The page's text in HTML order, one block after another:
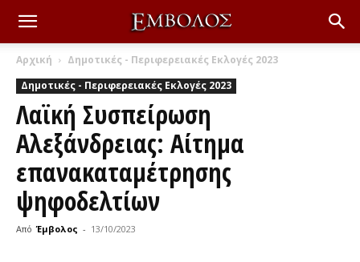
Αρχική
Δημοτικές - Περιφερειακές Εκλογές 2023
Δημοτικές - Περιφερειακές Εκλογές 2023
Λαϊκή Συσπείρωση
Αλεξάνδρειας: Αίτημα
επανακαταμέτρησης
ψηφοδελτίων
Από Έμβολος - 13/10/2023